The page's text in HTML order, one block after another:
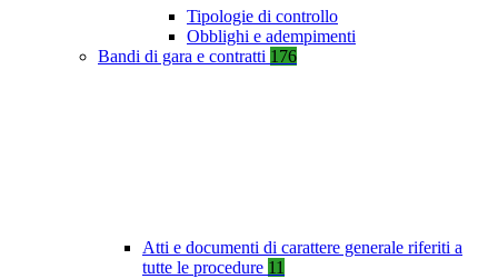
Tipologie di controllo
Obblighi e adempimenti
Bandi di gara e contratti 176
Atti e documenti di carattere generale riferiti a
tutte le procedure 11